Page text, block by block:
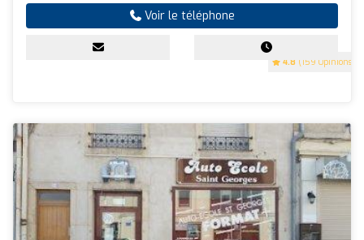
4.8 (159 Opinions)
Voir le téléphone